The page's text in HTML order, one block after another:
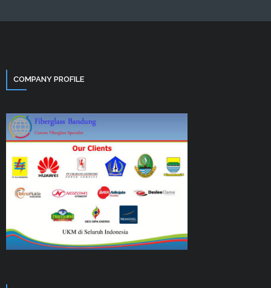
COMPANY PROFILE